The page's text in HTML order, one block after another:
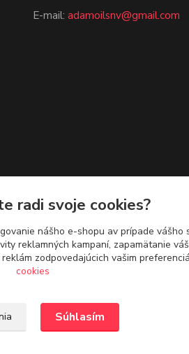
E-mail: adamoilsnv@gmail.com
radi svoje cookies?
nášho e-shopu av prípade vášho
reklamných kampaní, zapamätanie
zodpovedajúcich vašim
cookies
Súhlasím